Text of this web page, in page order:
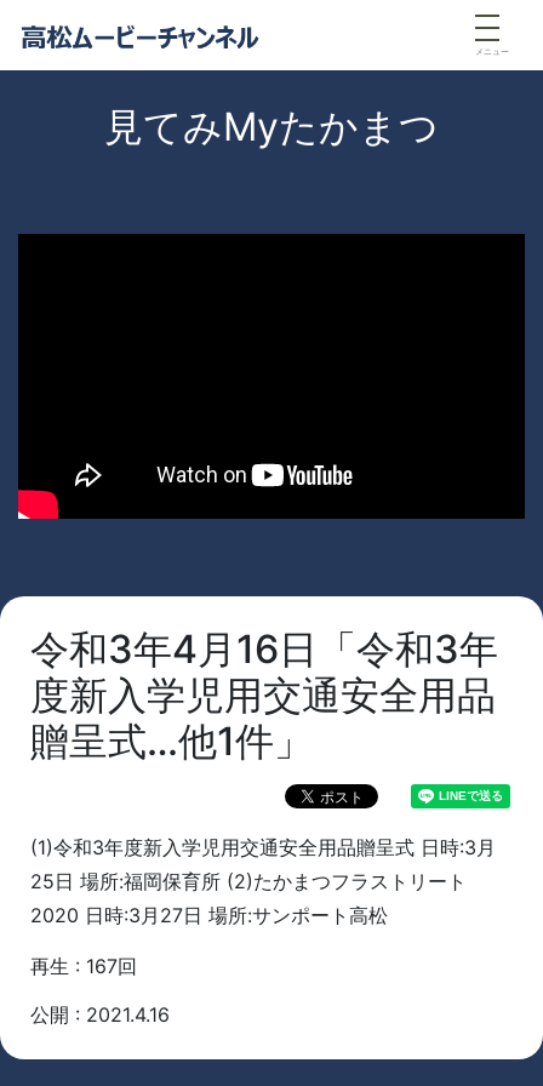
メニュー
見てみMyたかまつ
令和3年4月16日「令和3年
度新入学児用交通安全用品
贈呈式…他1件」
(1)令和3年度新入学児用交通安全用品贈呈式 日時:3月
25日 場所:福岡保育所 (2)たかまつフラストリート
2020 日時:3月27日 場所:サンポート高松
再生 : 167回
公開 : 2021.4.16